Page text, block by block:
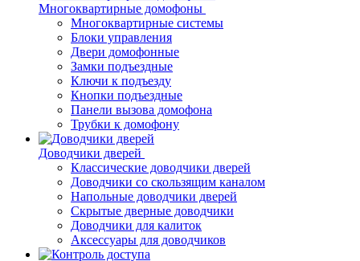
Многоквартирные домофоны
Многоквартирные системы
Блоки управления
Двери домофонные
Замки подъездные
Ключи к подъезду
Кнопки подъездные
Панели вызова домофона
Трубки к домофону
Доводчики дверей
Классические доводчики дверей
Доводчики со скользящим каналом
Напольные доводчики дверей
Скрытые дверные доводчики
Доводчики для калиток
Аксессуары для доводчиков